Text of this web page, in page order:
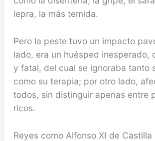
lepra, la más temida.
Pero la peste tuvo un im­pacto
lado, era un huésped inespe­rado,
y fatal, del cual se ignoraba tanto
como su terapia; por otro lado,
todos, sin distinguir apenas entre
ricos.
Re­yes como Alfonso XI de Castilla